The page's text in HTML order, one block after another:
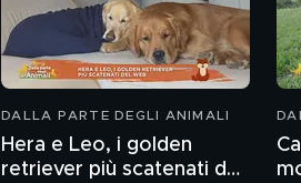
DALLA PARTE DEGLI ANIMALI
Hera e Leo, i golden
retriever più scatenati del